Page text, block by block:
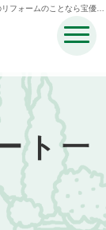
フォームのことなら宝優工
ト一